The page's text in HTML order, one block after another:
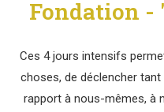
Fondation -
Ces 4 jours intensifs
choses, de déclencher
rapport à nous-mêmes, à